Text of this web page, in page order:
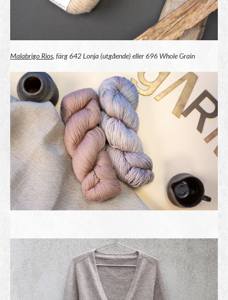
Malabrigo Rios, färg 642 Lonja (utgående) eller 696 Whole Grain